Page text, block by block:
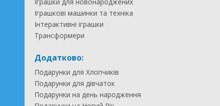
Іграшкові машинки та техніка
Інтерактивні іграшки
Трансформери
Додатково:
Подарунки для Хлопчиків
Подарунки для дівчаток
Подарунки на день народження